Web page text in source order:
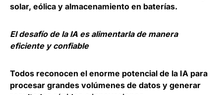
solar, eólica y almacenamiento en baterías.
El desafío de la IA es alimentarla de manera
eficiente y confiable
Todos reconocen el enorme potencial de la IA para
procesar grandes volúmenes de datos y generar